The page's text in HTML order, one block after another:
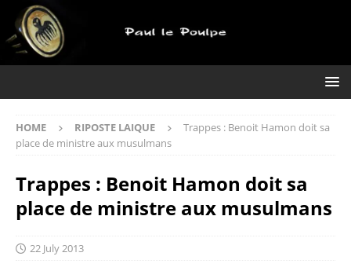
HOME RIPOSTE LAIQUE
Trappes : Benoit Hamon doit sa
place de ministre aux musulmans
Trappes : Benoit Hamon doit sa
place de ministre aux musulmans
22 July 2013